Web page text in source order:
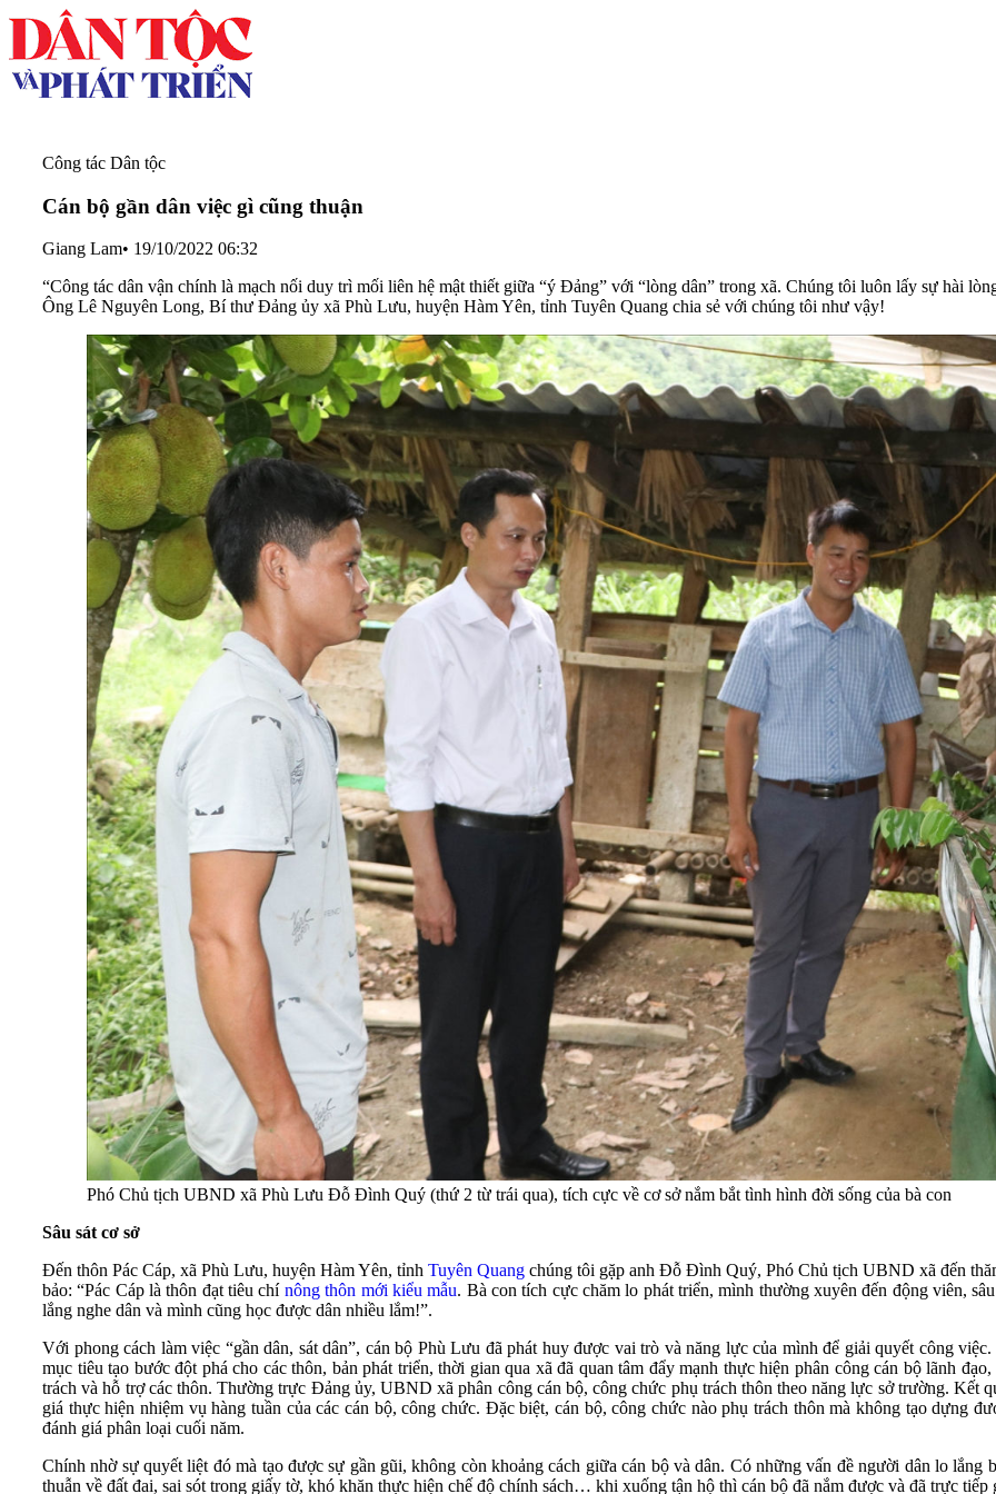
Công tác Dân tộc
Cán bộ gần dân việc gì cũng thuận
Giang Lam• 19/10/2022 06:32
“Công tác dân vận chính là mạch nối duy trì mối liên hệ mật thiết giữa “ý Đảng” với “lòng dân” trong xã. Chúng tôi luôn lấy sự hài
Ông Lê Nguyên Long, Bí thư Đảng ủy xã Phù Lưu, huyện Hàm Yên, tỉnh Tuyên Quang chia sẻ với chúng tôi như vậy!
Phó Chủ tịch UBND xã Phù Lưu Đỗ Đình Quý (thứ 2 từ trái qua), tích cực về cơ sở nắm bắt tình hình đời sống của bà con
Sâu sát cơ sở
Đến thôn Pác Cáp, xã Phù Lưu, huyện Hàm Yên, tỉnh Tuyên Quang chúng tôi gặp anh Đỗ Đình Quý, Phó Chủ tịch UBND xã đến
bảo: “Pác Cáp là thôn đạt tiêu chí nông thôn mới kiểu mẫu. Bà con tích cực chăm lo phát triển, mình thường xuyên đến động viên,
lắng nghe dân và mình cũng học được dân nhiều lắm!”.
Với phong cách làm việc “gần dân, sát dân”, cán bộ Phù Lưu đã phát huy được vai trò và năng lực của mình để giải quyết công
mục tiêu tạo bước đột phá cho các thôn, bản phát triển, thời gian qua xã đã quan tâm đẩy mạnh thực hiện phân công cán bộ lãnh
trách và hỗ trợ các thôn. Thường trực Đảng ủy, UBND xã phân công cán bộ, công chức phụ trách thôn theo năng lực sở trường. Kết
giá thực hiện nhiệm vụ hàng tuần của các cán bộ, công chức. Đặc biệt, cán bộ, công chức nào phụ trách thôn mà không tạo dựng
đánh giá phân loại cuối năm.
Chính nhờ sự quyết liệt đó mà tạo được sự gần gũi, không còn khoảng cách giữa cán bộ và dân. Có những vấn đề người dân lo
thuẫn về đất đai, sai sót trong giấy tờ, khó khăn thực hiện chế độ chính sách… khi xuống tận hộ thì cán bộ đã nắm được và đã trực